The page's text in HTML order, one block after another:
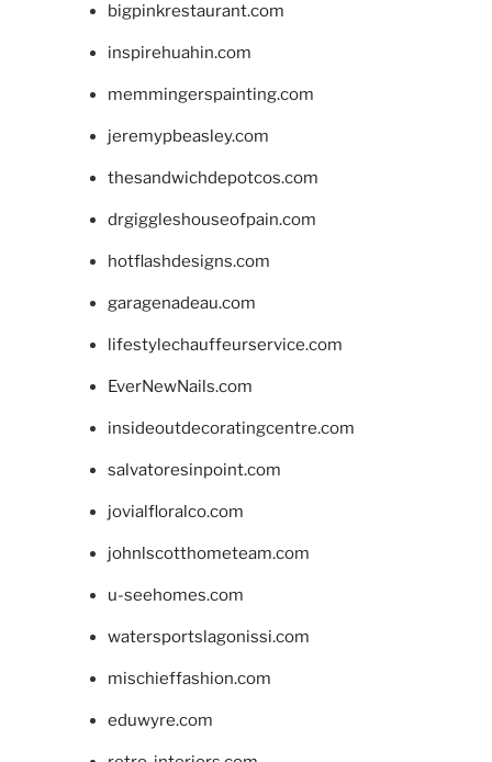
bigpinkrestaurant.com
inspirehuahin.com
memmingerspainting.com
jeremypbeasley.com
thesandwichdepotcos.com
drgiggleshouseofpain.com
hotflashdesigns.com
garagenadeau.com
lifestylechauffeurservice.com
EverNewNails.com
insideoutdecoratingcentre.com
salvatoresinpoint.com
jovialfloralco.com
johnlscotthometeam.com
u-seehomes.com
watersportslagonissi.com
mischieffashion.com
eduwyre.com